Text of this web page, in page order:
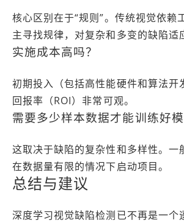
核心区别在于“规则”。传统视觉依
主寻找规律，对复杂和多变的缺陷适
实施成本高吗？
初期投入（包括高性能硬件和算法
回报率（ROI）非常可观。
需要多少样本数据才能训练好模
这取决于缺陷的复杂性和多样性。
在数据量有限的情况下启动项目。
总结与建议
深度学习视觉缺陷检测已不再是一